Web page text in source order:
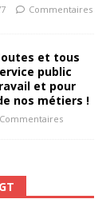
Commentaires
et tous
public
et pour
nos métiers !
Commentaires